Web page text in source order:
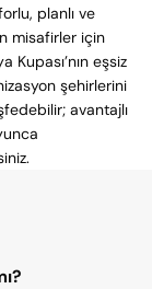
planlı ve
misafirler için
Kupası’nın eşsiz
şehirlerini
avantajlı